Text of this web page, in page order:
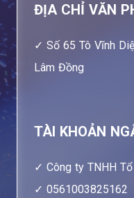
ĐỊA CHỈ VĂN
Số 65 Tô Vĩnh
Lâm Đồng
TÀI KHOẢN
Công ty TNHH
0561003825162